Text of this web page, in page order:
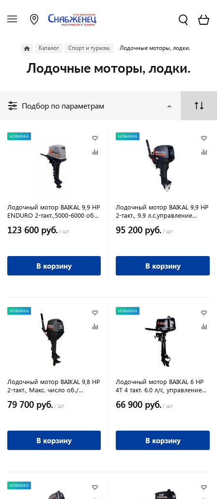
Каталог Спорт и туризм. Лодочные моторы, лодки.
Лодочные моторы, лодки.
Подбор по параметрам
НОВИНКА
Лодочный мотор BAIKAL 9,9 HP
ENDURO 2-такт.,5000-6000 об/
123 600 руб. / шт
В корзину
НОВИНКА
Лодочный мотор BAIKAL 9,9 HP
2-такт., 9.9 л.с.управление
мин.4500-5500
95 200 руб. / шт
В корзину
НОВИНКА
Лодочный мотор BAIKAL 9,8 HP
2-такт., Макс. число об./
79 700 руб. / шт
В корзину
НОВИНКА
Лодочный мотор BAIKAL 6 HP
4T 4 такт. 6.0 л/с, управление
66 900 руб. / шт
В корзину
НОВИНКА